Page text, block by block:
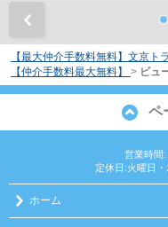
【最大仲介手数料無料】文京ト
【仲介手数料最大無料】
> ビュ
ペ
営業時間
定休日:火曜日・
ホーム